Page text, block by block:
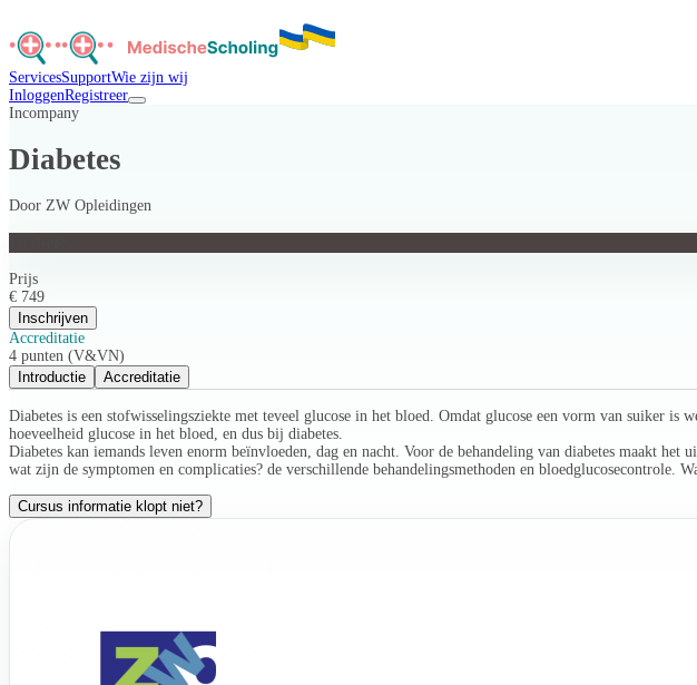
ServicesSupportWie zijn wij
InloggenRegistreer
Incompany
Diabetes
Door ZW Opleidingen
Prijs
€ 749
Inschrijven
Accreditatie
4 punten (V&VN)
Introductie
Accreditatie
Diabetes is een stofwisselingsziekte met teveel glucose in het bloed. Omdat glucose een vorm van suiker
hoeveelheid glucose in het bloed, en dus bij diabetes.
Diabetes kan iemands leven enorm beïnvloeden, dag en nacht. Voor de behandeling van diabetes maakt
wat zijn de symptomen en complicaties? de verschillende behandelingsmethoden en bloedglucosecontrole.
Cursus informatie klopt niet?